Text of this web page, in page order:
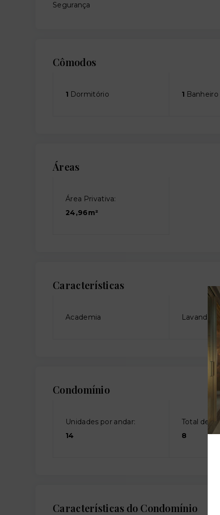
Segurança
Cômodos
1 Dormitório 1 Banheiro
Áreas
Área Privativa:
24,96m²
Características
Academia Lavanderia
Condomínio
Unidades por andar:
14
Total de
8
Características do Condomínio